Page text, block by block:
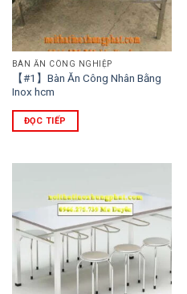
BÀN ĂN CÔNG NGHIỆP
【#1】Bàn Ăn Công Nhân Bằng
Inox hcm
ĐỌC TIẾP